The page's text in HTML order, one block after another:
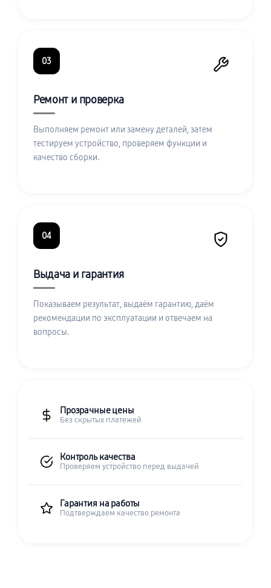
03
Ремонт и проверка
Выполняем ремонт или замену деталей, затем
тестируем устройство, проверяем функции и
качество сборки.
04
Выдача и гарантия
Показываем результат, выдаём гарантию, даём
рекомендации по эксплуатации и отвечаем на
вопросы.
Прозрачные цены
Без скрытых платежей
Контроль качества
Проверяем устройство перед выдачей
Гарантия на работы
Подтверждаем качество ремонта